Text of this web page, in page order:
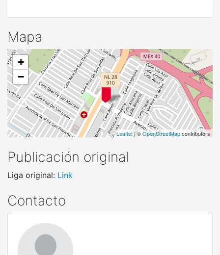
Mapa
+
−
Leaflet| ©OpenStreetMapcontributors
Publicación original
Liga original: Link
Contacto